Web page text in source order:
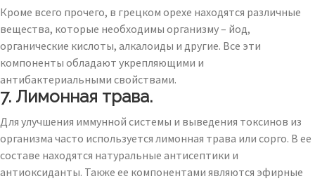
Кроме всего прочего, в грецком орехе находятся различные
вещества, которые необходимы организму – йод,
органические кислоты, алкалоиды и другие. Все эти
компоненты обладают укрепляющими и
антибактериальными свойствами.
7. Лимонная трава.
Для улучшения иммунной системы и выведения токсинов из
организма часто используется лимонная трава или сорго. В ее
составе находятся натуральные антисептики и
антиоксиданты. Также ее компонентами являются эфирные